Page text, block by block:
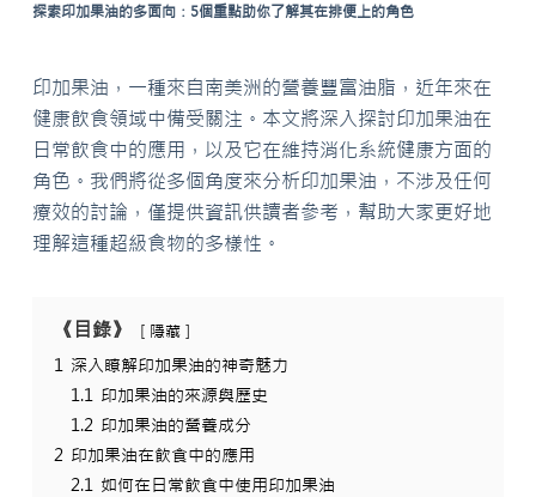
探索印加果油的多面向：5個重點助你了解其在排便上的角色
印加果油，一種來自南美洲的營養豐富油脂，近年來在
健康飲食領域中備受關注。本文將深入探討印加果油在
日常飲食中的應用，以及它在維持消化系統健康方面的
角色。我們將從多個角度來分析印加果油，不涉及任何
療效的討論，僅提供資訊供讀者參考，幫助大家更好地
理解這種超級食物的多樣性。
《目錄》 隱藏
1 深入瞭解印加果油的神奇魅力
1.1 印加果油的來源與歷史
1.2 印加果油的營養成分
2 印加果油在飲食中的應用
2.1 如何在日常飲食中使用印加果油